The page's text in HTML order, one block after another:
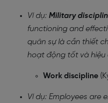
Ví dụ: Military
functioning and
quân sự là cần thiết
hoạt động tốt và hiệu
Work discipline
Ví dụ: Employees are